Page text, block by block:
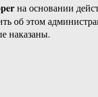
на основании
об этом
наказаны.